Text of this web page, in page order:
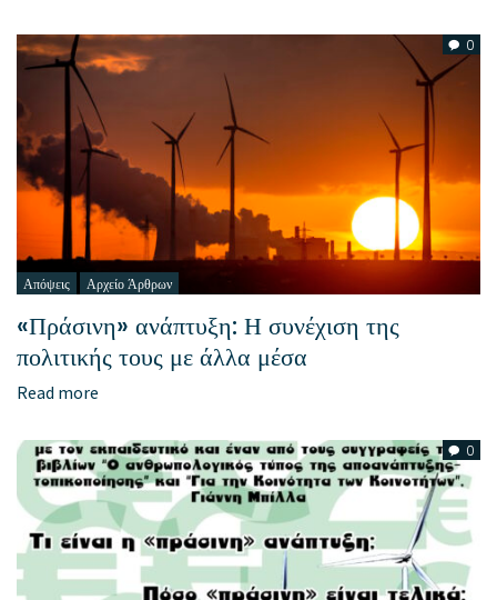
0
Απόψεις Αρχείο Άρθρων
«Πράσινη» ανάπτυξη: Η συνέχιση της
πολιτικής τους με άλλα μέσα
Read more
0